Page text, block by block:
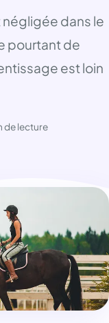
négligée dans le
pourtant de
est loin
de lecture